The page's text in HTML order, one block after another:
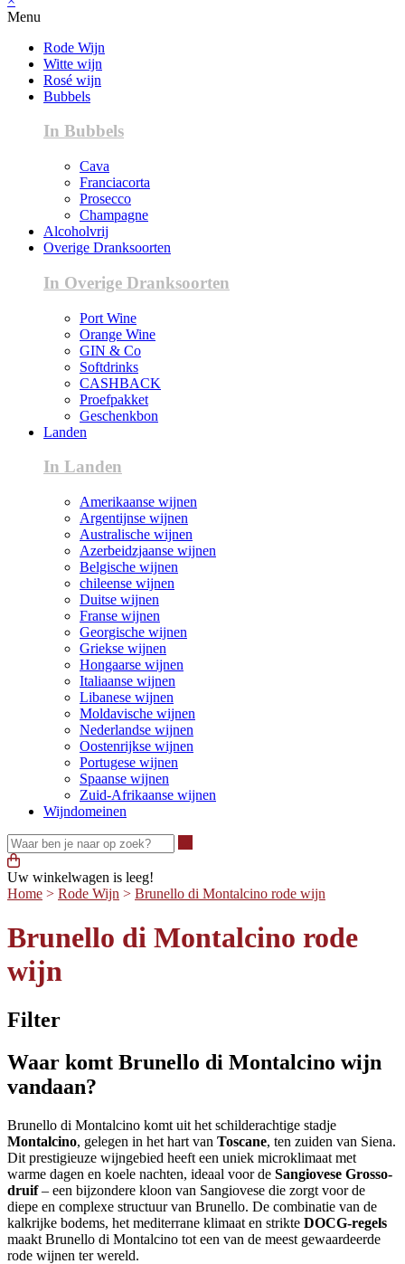
Menu
Rode Wijn
Witte wijn
Rosé wijn
Bubbels
In Bubbels
Cava
Franciacorta
Prosecco
Champagne
Alcoholvrij
Overige Dranksoorten
In Overige Dranksoorten
Port Wine
Orange Wine
GIN & Co
Softdrinks
CASHBACK
Proefpakket
Geschenkbon
Landen
In Landen
Amerikaanse wijnen
Argentijnse wijnen
Australische wijnen
Azerbeidzjaanse wijnen
Belgische wijnen
chileense wijnen
Duitse wijnen
Franse wijnen
Georgische wijnen
Griekse wijnen
Hongaarse wijnen
Italiaanse wijnen
Libanese wijnen
Moldavische wijnen
Nederlandse wijnen
Oostenrijkse wijnen
Portugese wijnen
Spaanse wijnen
Zuid-Afrikaanse wijnen
Wijndomeinen
Uw winkelwagen is leeg!
Home > Rode Wijn > Brunello di Montalcino rode wijn
Brunello di Montalcino rode
wijn
Filter
Waar komt Brunello di Montalcino wijn
vandaan?
Brunello di Montalcino komt uit het schilderachtige stadje
Montalcino, gelegen in het hart van Toscane, ten zuiden van Siena.
Dit prestigieuze wijngebied heeft een uniek microklimaat met
warme dagen en koele nachten, ideaal voor de Sangiovese Grosso-
druif– een bijzondere kloon van Sangiovese die zorgt voor de
diepe en complexe structuur van Brunello. De combinatie van de
kalkrijke bodems, het mediterrane klimaat en strikte DOCG-regels
maakt Brunello di Montalcino tot een van de meest gewaardeerde
rode wijnen ter wereld.